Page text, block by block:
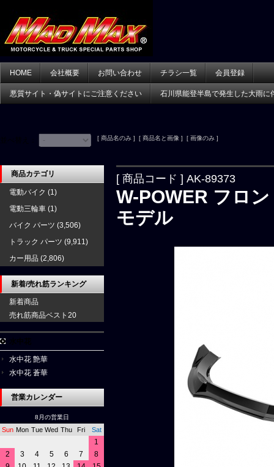
HOME 会社概要 お問い合わせ チラシ一覧 会員登録
悪質サイト・偽サイトにご注意ください 石川県能登半島で発生した大雨に
[ 商品名のみ ] [ 商品名と画像 ] [ 画像のみ ]
[ 商品コード ] AK-89373
W-POWER フロ
モデル
商品カテゴリ
電動バイク (1)
電動三輪車 (1)
バイク パーツ (3,506)
トラック パーツ (9,911)
カー用品 (2,806)
新着/売れ筋ランキング
新着商品
売れ筋商品ベスト20
水中花 艶華
水中花 蒼華
営業カレンダー
8月の営業日
Sun Mon Tue Wed Thu Fri Sat
1
2
3 4 5 6 7
8